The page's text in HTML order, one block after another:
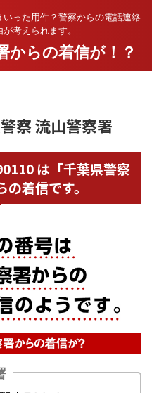
った用件？警察からの電話連絡
考えられます。
からの着信が！？
察 流山警察署
は「千葉県警察
着信です。